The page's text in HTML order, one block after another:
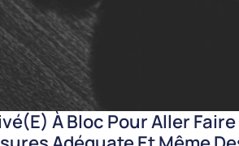
À Bloc Pour Aller